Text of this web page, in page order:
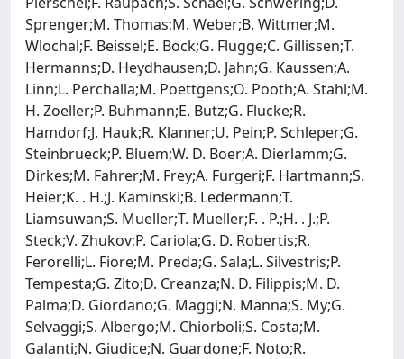
Sprenger;M. Thomas;M. Weber;B. Wittmer;M.
Wlochal;F. Beissel;E. Bock;G. Flugge;C. Gillissen;T.
Hermanns;D. Heydhausen;D. Jahn;G. Kaussen;A.
Linn;L. Perchalla;M. Poettgens;O. Pooth;A. Stahl;M.
H. Zoeller;P. Buhmann;E. Butz;G. Flucke;R.
Hamdorf;J. Hauk;R. Klanner;U. Pein;P. Schleper;G.
Steinbrueck;P. Bluem;W. D. Boer;A. Dierlamm;G.
Dirkes;M. Fahrer;M. Frey;A. Furgeri;F. Hartmann;S.
Heier;K. . H.;J. Kaminski;B. Ledermann;T.
Liamsuwan;S. Mueller;T. Mueller;F. . P.;H. . J.;P.
Steck;V. Zhukov;P. Cariola;G. D. Robertis;R.
Ferorelli;L. Fiore;M. Preda;G. Sala;L. Silvestris;P.
Tempesta;G. Zito;D. Creanza;N. D. Filippis;M. D.
Palma;D. Giordano;G. Maggi;N. Manna;S. My;G.
Selvaggi;S. Albergo;M. Chiorboli;S. Costa;M.
Galanti;N. Giudice;N. Guardone;F. Noto;R.